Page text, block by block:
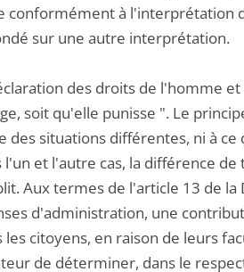
conformément à
sur une autre interprétation.
des droits de l'homme
soit qu'elle punisse ". Le
situations différentes, ni à
et l'autre cas, la différence
Aux termes de l'article 13 de
d'administration, une
citoyens, en raison de leurs
de déterminer, dans le